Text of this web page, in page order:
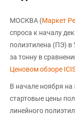
МОСКВА (Маркет
спроса к началу
полиэтилена (ПЭ) в
за тонну в
Ценовом обзоре
В начале ноября на
стартовые цены
линейного